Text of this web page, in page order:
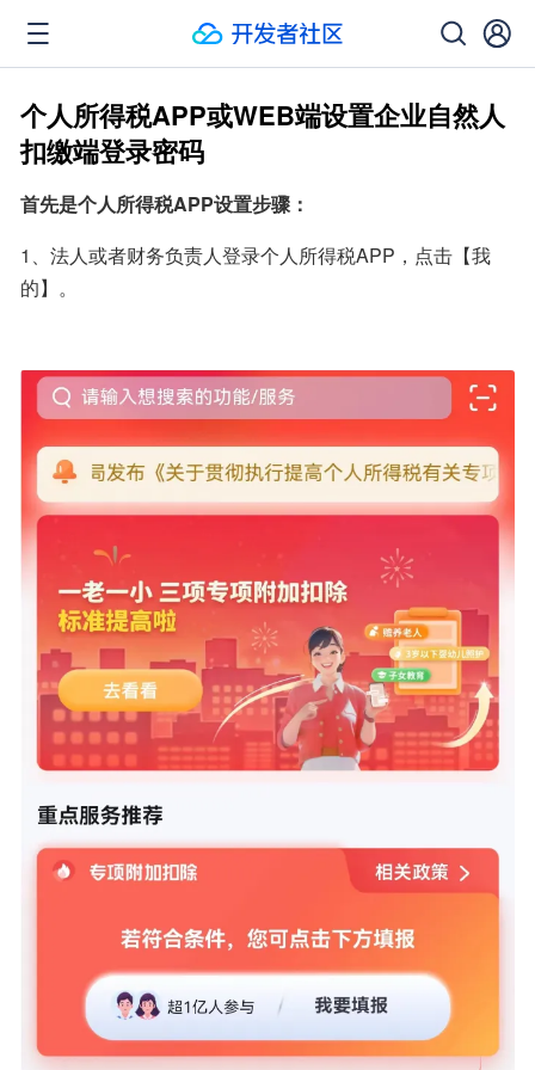
个人所得税APP或WEB端设置企业自然人
扣缴端登录密码
首先是个人所得税APP设置步骤：
1、法人或者财务负责人登录个人所得税APP，点击【我
的】。